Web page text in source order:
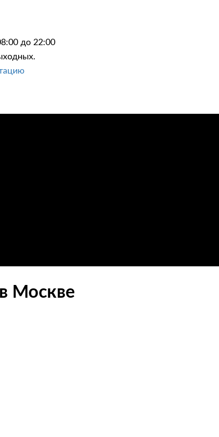
до 22:00
Москве